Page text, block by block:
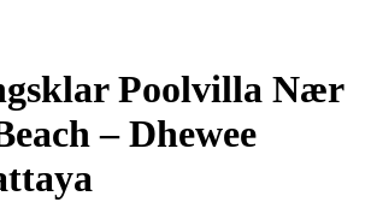
Poolvilla Nær
– Dhewee